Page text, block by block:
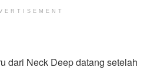
dari Neck Deep datang setelah